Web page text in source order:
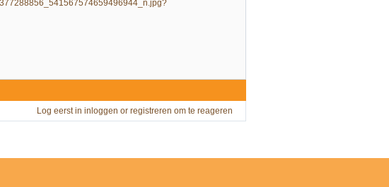
Log eerst in inloggen or registreren om te reageren